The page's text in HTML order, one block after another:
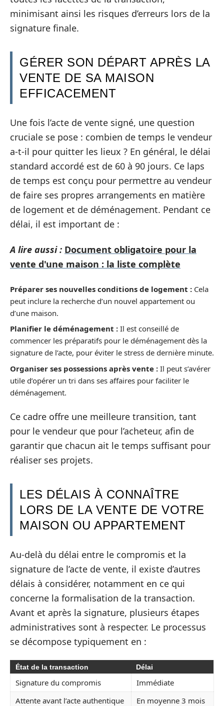
minimisant ainsi les risques d’erreurs lors de la
signature finale.
GÉRER SON DÉPART APRÈS LA
VENTE DE SA MAISON
EFFICACEMENT
Une fois l’acte de vente signé, une question
cruciale se pose : combien de temps le vendeur
a-t-il pour quitter les lieux ? En général, le délai
standard accordé est de 60 à 90 jours. Ce laps
de temps est conçu pour permettre au vendeur
de faire ses propres arrangements en matière
de logement et de déménagement. Pendant ce
délai, il est important de :
A lire aussi : Document obligatoire pour la
vente d'une maison : la liste complète
Préparer ses nouvelles conditions de logement : Cela
peut inclure la recherche d’un nouvel appartement ou
d’une maison.
Planifier le déménagement : Il est conseillé de
commencer les préparatifs pour le déménagement dès la
signature de l’acte, pour éviter le stress de dernière minute.
Organiser ses possessions après vente : Il peut s’avérer
utile d’opérer un tri dans ses affaires pour faciliter le
déménagement.
Ce cadre offre une meilleure transition, tant
pour le vendeur que pour l’acheteur, afin de
garantir que chacun ait le temps suffisant pour
réaliser ses projets.
LES DÉLAIS À CONNAÎTRE
LORS DE LA VENTE DE VOTRE
MAISON OU APPARTEMENT
Au-delà du délai entre le compromis et la
signature de l’acte de vente, il existe d’autres
délais à considérer, notamment en ce qui
concerne la formalisation de la transaction.
Avant et après la signature, plusieurs étapes
administratives sont à respecter. Le processus
se décompose typiquement en :
État de la transaction Délai
Signature du compromis
Immédiate
Attente avant l’acte authentique
En moyenne 3 mois